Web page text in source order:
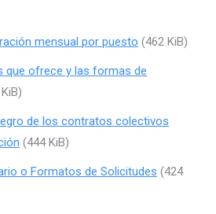
mensual por puesto (462 KiB)
que ofrece y las formas de
de los contratos colectivos
(444 KiB)
o Formatos de Solicitudes (424